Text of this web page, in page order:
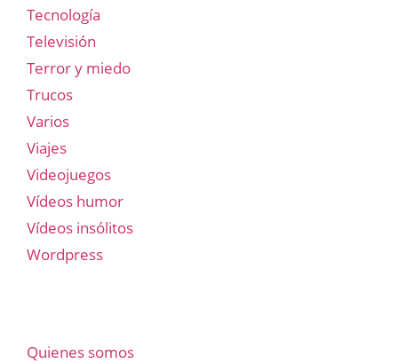
Tecnología
Televisión
Terror y miedo
Trucos
Varios
Viajes
Videojuegos
Vídeos humor
Vídeos insólitos
Wordpress
Quienes somos